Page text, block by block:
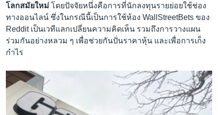
โลกสมัยใหม่ โดยปัจจัยหนึ่งคือการที่นักลงทุนรายย่อยใช้ช่อง
ทางออนไลน์ ซึ่งในกรณีนี้เป็นการใช้ห้อง WallStreetBets ของ
Reddit เป็นเวทีแลกเปลี่ยนความคิดเห็น รวมถึงการวางแผน
ร่วมกันอย่างหลวม ๆ เพื่อช่วยกันปั่นราคาหุ้น และเพื่อการเก็ง
กำไร